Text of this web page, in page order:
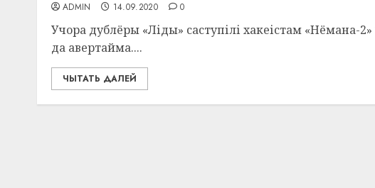
ADMIN 14.09.2020 0
Учора дублёры «Ліды» саступілі хакеістам «Нёмана-
да авертайма....
ЧЫТАТЬ ДАЛЕЙ